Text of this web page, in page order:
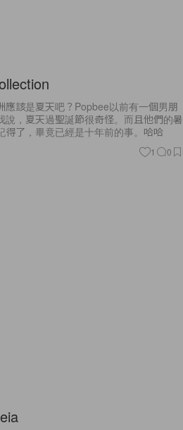
該是夏天吧？Popbee以前有一個男朋
說，夏天過聖誕節很奇怪。而且他們的暑
得了，畢竟已經是十年前的事。哈哈
1 0